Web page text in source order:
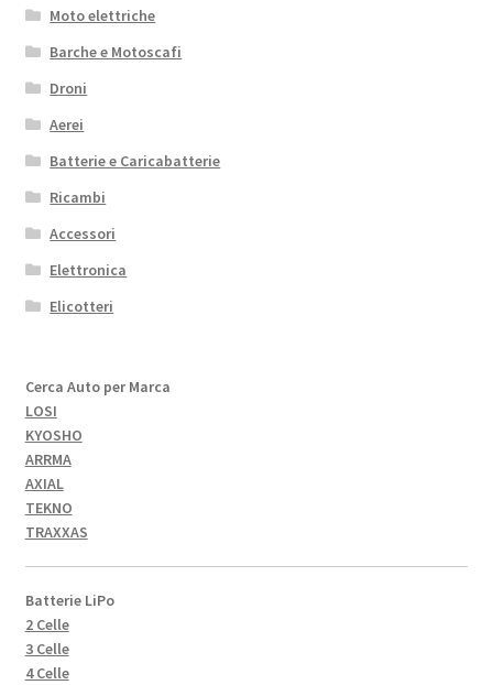
Moto elettriche
Barche e Motoscafi
Droni
Aerei
Batterie e Caricabatterie
Ricambi
Accessori
Elettronica
Elicotteri
Cerca Auto per Marca
LOSI
KYOSHO
ARRMA
AXIAL
TEKNO
TRAXXAS
Batterie LiPo
2 Celle
3 Celle
4 Celle